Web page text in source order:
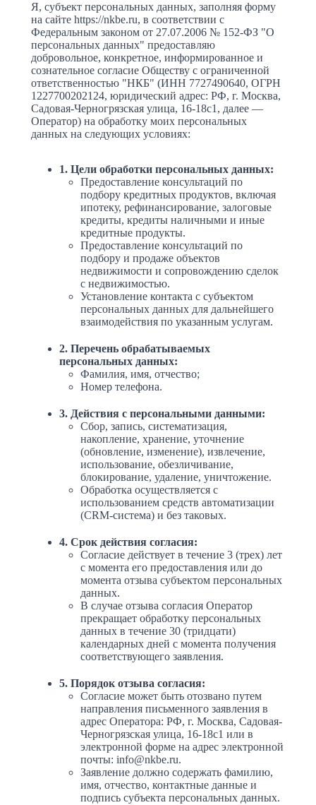
Я, субъект персональных данных, заполняя форму
на сайте https://nkbe.ru, в соответствии с
Федеральным законом от 27.07.2006 № 152-ФЗ "О
персональных данных" предоставляю
добровольное, конкретное, информированное и
сознательное согласие Обществу с ограниченной
ответственностью "НКБ" (ИНН 7727490640, ОГРН
1227700202124, юридический адрес: РФ, г. Москва,
Садовая-Черногрязская улица, 16-18с1, далее —
Оператор) на обработку моих персональных
данных на следующих условиях:
1. Цели обработки персональных данных:
Предоставление консультаций по
подбору кредитных продуктов, включая
ипотеку, рефинансирование, залоговые
кредиты, кредиты наличными и иные
кредитные продукты.
Предоставление консультаций по
подбору и продаже объектов
недвижимости и сопровождению сделок
с недвижимостью.
Установление контакта с субъектом
персональных данных для дальнейшего
взаимодействия по указанным услугам.
2. Перечень обрабатываемых
персональных данных:
Фамилия, имя, отчество;
Номер телефона.
3. Действия с персональными данными:
Сбор, запись, систематизация,
накопление, хранение, уточнение
(обновление, изменение), извлечение,
использование, обезличивание,
блокирование, удаление, уничтожение.
Обработка осуществляется с
использованием средств автоматизации
(CRM-система) и без таковых.
4. Срок действия согласия:
Согласие действует в течение 3 (трех) лет
с момента его предоставления или до
момента отзыва субъектом персональных
данных.
В случае отзыва согласия Оператор
прекращает обработку персональных
данных в течение 30 (тридцати)
календарных дней с момента получения
соответствующего заявления.
5. Порядок отзыва согласия:
Согласие может быть отозвано путем
направления письменного заявления в
адрес Оператора: РФ, г. Москва, Садовая-
Черногрязская улица, 16-18с1 или в
электронной форме на адрес электронной
почты: info@nkbe.ru.
Заявление должно содержать фамилию,
имя, отчество, контактные данные и
подпись субъекта персональных данных.